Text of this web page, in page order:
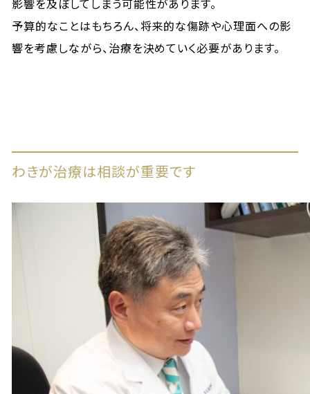
影響を及ぼしてしまう可能性があります。
予算的なことはもちろん、将来的な傷跡や心理面への影
響を考慮しながら、治療を決めていく必要があります。
わきが治療は相談が重要です